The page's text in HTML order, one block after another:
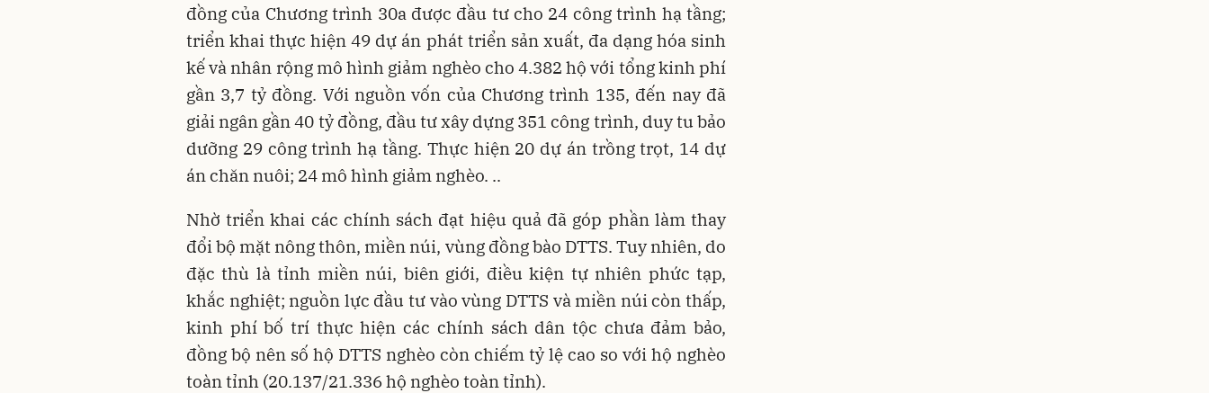
đồng của Chương trình 30a được đầu tư cho 24 công trình hạ tầng;
triển khai thực hiện 49 dự án phát triển sản xuất, đa dạng hóa sinh
kế và nhân rộng mô hình giảm nghèo cho 4.382 hộ với tổng kinh phí
gần 3,7 tỷ đồng. Với nguồn vốn của Chương trình 135, đến nay đã
giải ngân gần 40 tỷ đồng, đầu tư xây dựng 351 công trình, duy tu bảo
dưỡng 29 công trình hạ tầng. Thực hiện 20 dự án trồng trọt, 14 dự
án chăn nuôi; 24 mô hình giảm nghèo. ..
Nhờ triển khai các chính sách đạt hiệu quả đã góp phần làm thay
đổi bộ mặt nông thôn, miền núi, vùng đồng bào DTTS. Tuy nhiên, do
đặc thù là tỉnh miền núi, biên giới, điều kiện tự nhiên phức tạp,
khắc nghiệt; nguồn lực đầu tư vào vùng DTTS và miền núi còn thấp,
kinh phí bố trí thực hiện các chính sách dân tộc chưa đảm bảo,
đồng bộ nên số hộ DTTS nghèo còn chiếm tỷ lệ cao so với hộ nghèo
toàn tỉnh (20.137/21.336 hộ nghèo toàn tỉnh).